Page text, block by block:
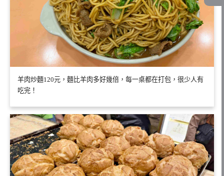
羊肉炒麵120元，麵比羊肉多好幾倍，每一桌都在打包，很少人有
吃完！